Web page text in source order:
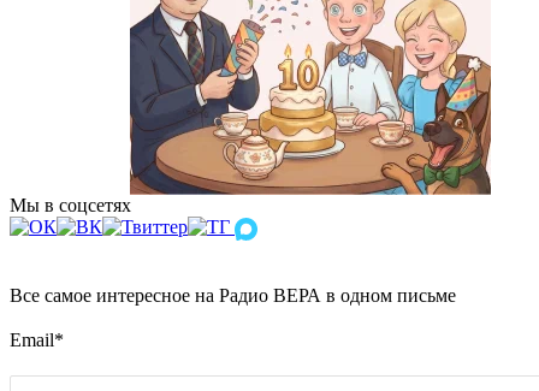
Мы в соцсетях
Все самое интересное на Радио ВЕРА в одном письме
Email*